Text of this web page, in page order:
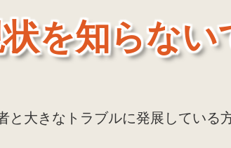
を知らない
大きなトラブルに発展している